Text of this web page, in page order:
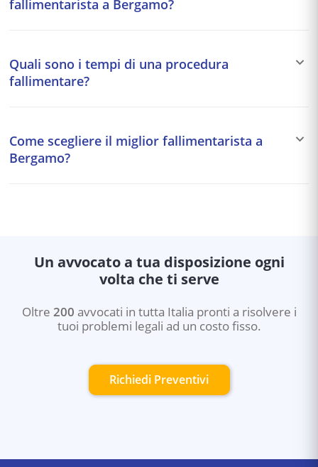
l'assegnazione dei beni è una procedura alternativa. Un
fallimentarista a Bergamo?
impegno direttamente da avvocati fallimentaristi
qualificati di Bergamo, permettendoti di confrontare
Quali sono i tempi di una procedura
fallimentare?
passività. Un fallimentarista a Bergamo può fornire una
tempistica precisa dopo aver valutato il tuo caso
Come scegliere il miglior fallimentarista a
Bergamo?
disponibilità.
Un avvocato a tua disposizione ogni
volta che ti serve
Oltre 200 avvocati in tutta Italia pronti a risolvere i
tuoi problemi legali ad un costo fisso.
Richiedi Preventivi